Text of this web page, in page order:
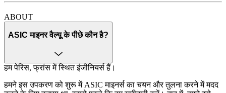
ABOUT
ASIC माइनर वैल्यू के पीछे कौन है?
हम पेरिस, फ्रांस में स्थित इंजीनियर्स हैं।
हमने इस उपकरण को शुरू में ASIC माइनर्स का चयन और तुलना करने में मदद